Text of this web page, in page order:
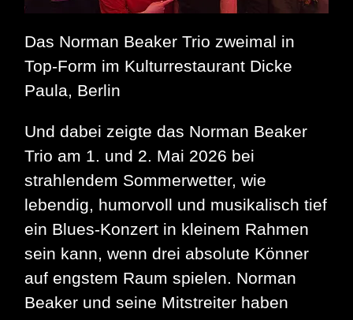
Das Norman Beaker Trio zweimal in
Top-Form im Kulturrestaurant Dicke
Paula, Berlin
Und dabei zeigte das Norman Beaker
Trio am 1. und 2. Mai 2026 bei
strahlendem Sommerwetter, wie
lebendig, humorvoll und musikalisch tief
ein Blues‑Konzert in kleinem Rahmen
sein kann, wenn drei absolute Könner
auf engstem Raum spielen. Norman
Beaker und seine Mitstreiter haben